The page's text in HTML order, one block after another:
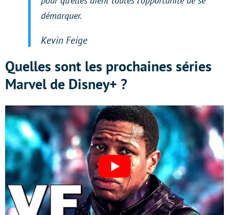
démarquer.
Kevin Feige
Quelles sont les prochaines séries
Marvel de Disney+ ?